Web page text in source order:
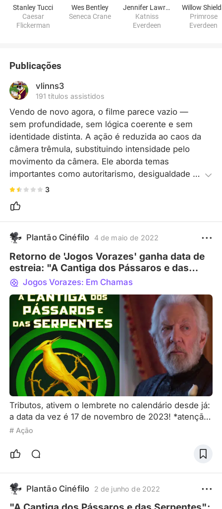
Stanley Tucci
Caesar
Flickerman
Wes Bentley
Seneca Crane
Jennifer Lawrence
Katniss
Everdeen
Willow
Primrose
Everdeen
Publicações
vlinns3
191 títulos assistidos
Vendo de novo agora, o filme parece vazio —
sem profundidade, sem lógica coerente e sem
identidade distinta. A ação é reduzida ao caos da
câmera trêmula, substituindo intensidade pelo
movimento da câmera. Ele aborda temas
importantes como autoritarismo, desigualdade
social e rebelião, nunca se aprofundando o
amplo, mas o clímax — a parte que deveria
causar maior impacto — decepciona.
3
Plantão Cinéfilo 4 de maio de 2022
Retorno de 'Jogos Vorazes' ganha data de
estreia: "A Cantiga dos Pássaros e das
Serpentes" vem aí
Jogos Vorazes: Em Chamas
Tributos, ativem o lembrete no calendário desde já:
a data da vez é 17 de novembro de 2023! *atenção:
pode conter (os poucos) spoilers (que existem)
dos Pássaros e das Serpentes”* Tão imponente foi
acharam que “A Esperança - O Final" era o final da
nossa aventura no universo de ‘Jogos Vorazes’? Eu
# Ação
Plantão Cinéfilo 2 de junho de 2022